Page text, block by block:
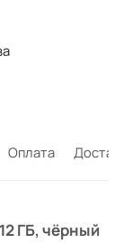
Оплата
ГБ, чёрный